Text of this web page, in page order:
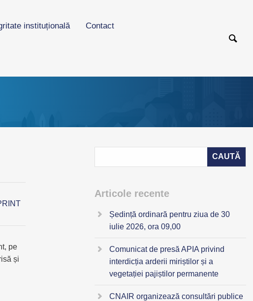
instituțională Contact
pe
și
Articole recente
Ședință ordinară pentru ziua de 30
iulie 2026, ora 09,00
Comunicat de presă APIA privind
interdicția arderii miriștilor și a
vegetației pajiștilor permanente
CNAIR organizează consultări publice